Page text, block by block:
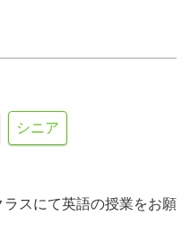
シニア
スにて英語の授業をお願